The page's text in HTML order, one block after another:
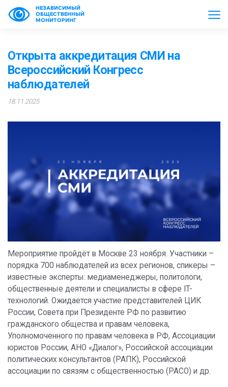
НЕЗАВИСИМЫЙ
ОБЩЕСТВЕННЫЙ
МОНИТОРИНГ
Открыта аккредитация СМИ на
Всероссийский Конгресс
наблюдателей
18.11.2025
Мероприятие пройдёт в Москве 23 ноября. Участники –
порядка 700 наблюдателей из всех регионов, спикеры –
известные эксперты: медиаменеджеры, политологи,
общественные деятели и специалисты в сфере IT-
технологий. Ожидается участие представителей ЦИК
России, Совета при Президенте РФ по развитию
гражданского общества и правам человека,
Уполномоченного по правам человека в РФ, Ассоциации
юристов России, АНО «Диалог», Российской ассоциации
политических консультантов (РАПК), Российской
ассоциации по связям с общественностью (РАСО) и др.